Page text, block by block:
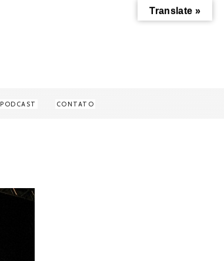
PODCAST CONTATO
Translate »